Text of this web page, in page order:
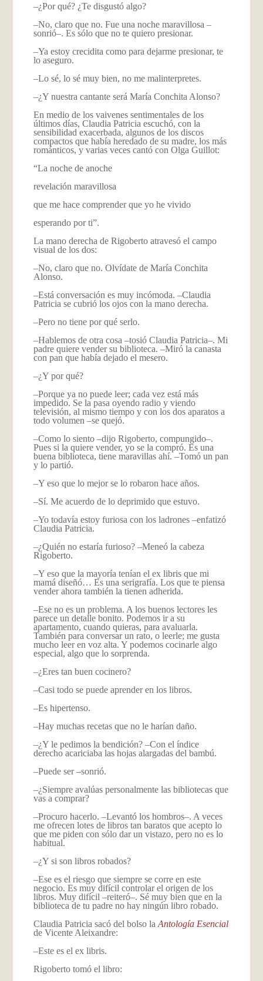
–¿Por qué? ¿Te disgustó algo?
–No, claro que no. Fue una noche maravillosa –
sonrió–. Es sólo que no te quiero presionar.
–Ya estoy crecidita como para dejarme presionar, te
lo aseguro.
–Lo sé, lo sé muy bien, no me malinterpretes.
–¿Y nuestra cantante será María Conchita Alonso?
En medio de los vaivenes sentimentales de los
últimos días, Claudia Patricia escuchó, con la
sensibilidad exacerbada, algunos de los discos
compactos que había heredado de su madre, los más
románticos, y varias veces cantó con Olga Guillot:
“La noche de anoche
revelación maravillosa
que me hace comprender que yo he vivido
esperando por ti”.
La mano derecha de Rigoberto atravesó el campo
visual de los dos:
–No, claro que no. Olvídate de María Conchita
Alonso.
–Está conversación es muy incómoda. –Claudia
Patricia se cubrió los ojos con la mano derecha.
–Pero no tiene por qué serlo.
–Hablemos de otra cosa –tosió Claudia Patricia–. Mi
padre quiere vender su biblioteca. –Miró la canasta
con pan que había dejado el mesero.
–¿Y por qué?
–Porque ya no puede leer; cada vez está más
impedido. Se la pasa oyendo radio y viendo
televisión, al mismo tiempo y con los dos aparatos a
todo volumen –se quejó.
–Como lo siento –dijo Rigoberto, compungido–.
Pues si la quiere vender, yo se la compró. Es una
buena biblioteca, tiene maravillas ahí. –Tomó un pan
y lo partió.
–Y eso que lo mejor se lo robaron hace años.
–Sí. Me acuerdo de lo deprimido que estuvo.
–Yo todavía estoy furiosa con los ladrones –enfatizó
Claudia Patricia.
–¿Quién no estaría furioso? –Meneó la cabeza
Rigoberto.
–Y eso que la mayoría tenían el ex libris que mi
mamá diseñó… Es una serigrafía. Los que te piensa
vender ahora también la tienen adherida.
–Ese no es un problema. A los buenos lectores les
parece un detalle bonito. Podemos ir a su
apartamento, cuando quieras, para avaluarla.
También para conversar un rato, o leerle; me gusta
mucho leer en voz alta. Y podemos cocinarle algo
especial, algo que lo sorprenda.
–¿Eres tan buen cocinero?
–Casi todo se puede aprender en los libros.
–Es hipertenso.
–Hay muchas recetas que no le harían daño.
–¿Y le pedimos la bendición? –Con el índice
derecho acariciaba las hojas alargadas del bambú.
–Puede ser –sonrió.
–¿Siempre avalúas personalmente las bibliotecas que
vas a comprar?
–Procuro hacerlo. –Levantó los hombros–. A veces
me ofrecen lotes de libros tan baratos que acepto lo
que me piden con sólo dar un vistazo, pero no es lo
habitual.
–¿Y si son libros robados?
–Ese es el riesgo que siempre se corre en este
negocio. Es muy difícil controlar el origen de los
libros. Muy difícil –reiteró–. Sé muy bien que en la
biblioteca de tu padre no hay ningún libro robado.
Claudia Patricia sacó del bolso la Antología Esencial
de Vicente Aleixandre:
–Este es el ex libris.
Rigoberto tomó el libro: